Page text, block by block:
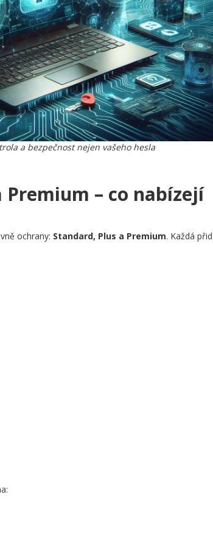
a bezpečnost nejen vašeho hesla
Premium – co nabízejí
ochrany: Standard, Plus a Premium. Každá